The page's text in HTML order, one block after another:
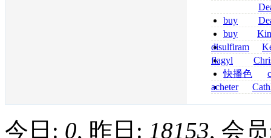
per dormire
compresse
tizanidine
sans
buy
pregabalin
pregabalin 300
buy
zolpidem usa
disulfiram
sans
flagyl
senza
flagyl si può co
快播色
综合
acheter
今日: 0, 昨日: 18153, 会